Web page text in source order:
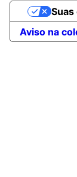
Aviso na